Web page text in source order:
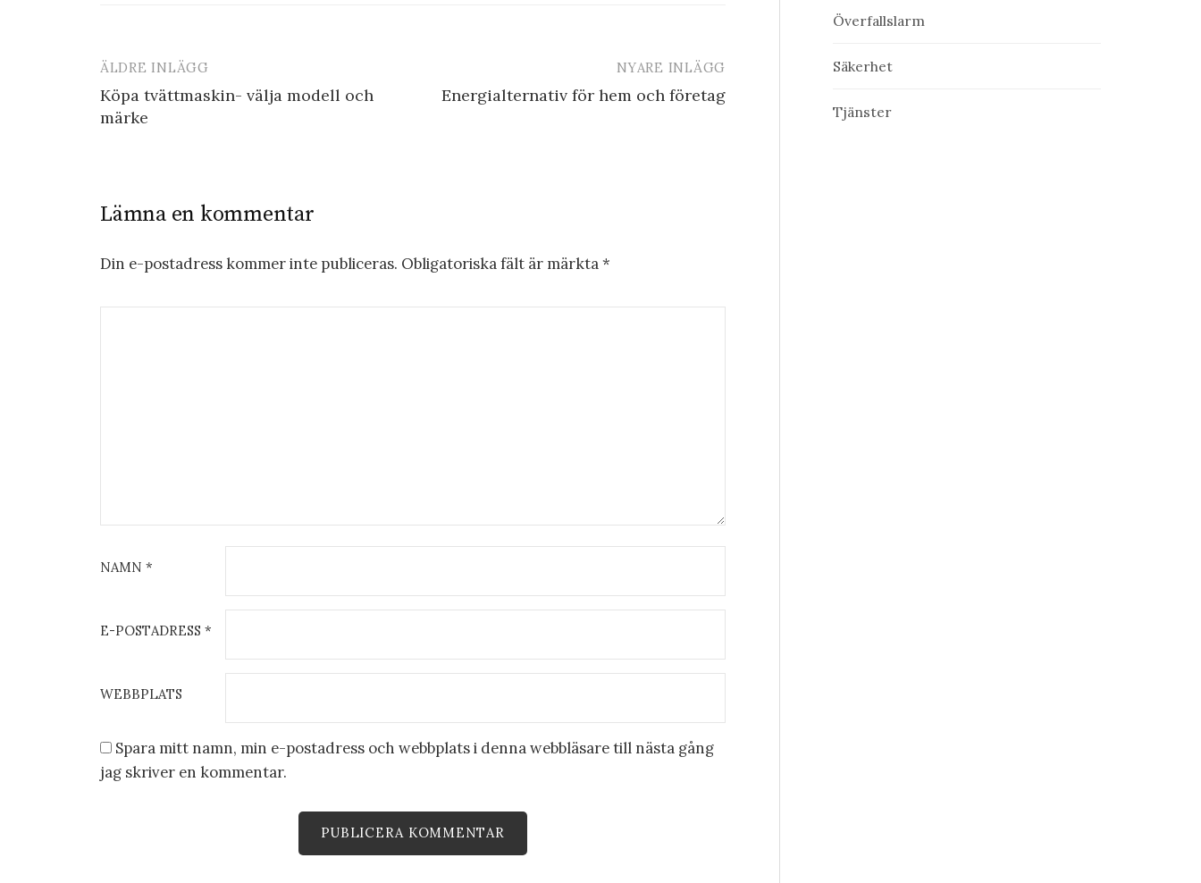
Inläggsnavigering
ÄLDRE INLÄGG
Köpa tvättmaskin- välja modell och
märke
NYARE INLÄGG
Energialternativ för hem och företag
Lämna en kommentar
Din e-postadress kommer inte publiceras. Obligatoriska fält är märkta*
NAMN *
E-POSTADRESS *
WEBBPLATS
Spara mitt namn, min e-postadress och webbplats i denna webbläsare till nästa gång
jag skriver en kommentar.
Överfallslarm
Säkerhet
Tjänster